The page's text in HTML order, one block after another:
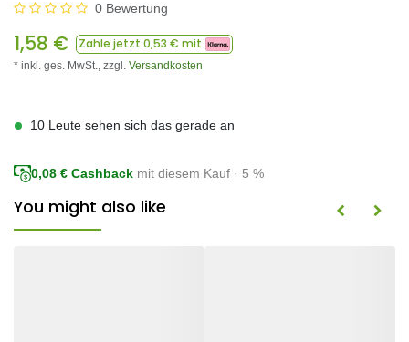
0 Bewertung
1,58 € Zahle jetzt 0,53 € mit
* inkl. ges. MwSt., zzgl. Versandkosten
10 Leute sehen sich das gerade an
0,08 € Cashback mit diesem Kauf · 5 %
You might also like